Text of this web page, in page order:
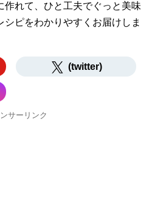
作れて、ひと工夫でぐっと美味
シピをわかりやすくお届けしま
(twitter)
サーリンク